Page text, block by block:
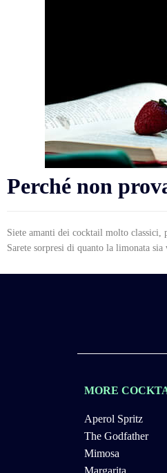
Perché non
Siete amanti dei cocktail molto classici,
Sarete sorpresi di quanto la limonata
MORE
Aperol Spritz
The Godfather
Mimosa